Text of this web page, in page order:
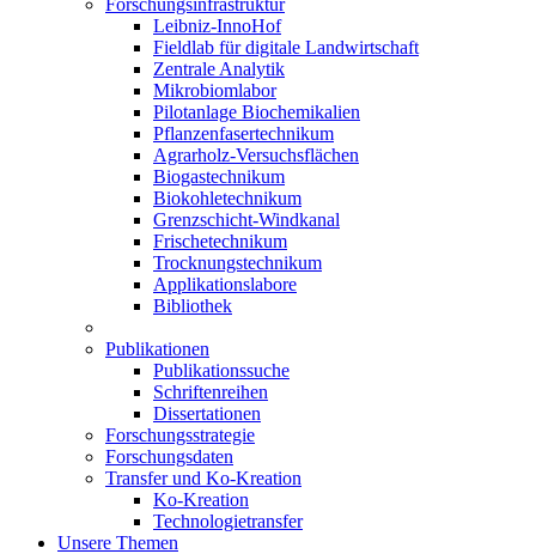
Forschungsinfrastruktur
Leibniz-InnoHof
Fieldlab für digitale Landwirtschaft
Zentrale Analytik
Mikrobiomlabor
Pilotanlage Biochemikalien
Pflanzenfasertechnikum
Agrarholz-Versuchsflächen
Biogastechnikum
Biokohletechnikum
Grenzschicht-Windkanal
Frischetechnikum
Trocknungstechnikum
Applikationslabore
Bibliothek
Publikationen
Publikationssuche
Schriftenreihen
Dissertationen
Forschungsstrategie
Forschungsdaten
Transfer und Ko-Kreation
Ko-Kreation
Technologietransfer
Unsere Themen